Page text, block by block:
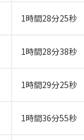
1時間28分25秒
1時間28分38秒
1時間29分25秒
1時間36分55秒